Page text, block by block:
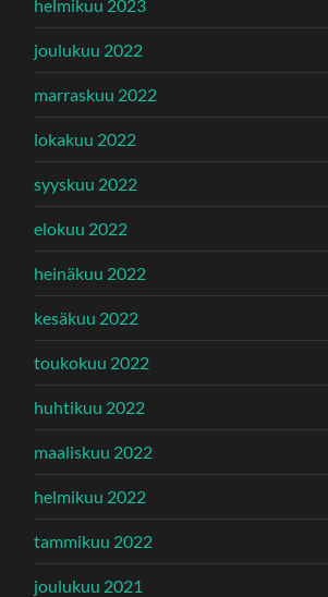
helmikuu 2023
joulukuu 2022
marraskuu 2022
lokakuu 2022
syyskuu 2022
elokuu 2022
heinäkuu 2022
kesäkuu 2022
toukokuu 2022
huhtikuu 2022
maaliskuu 2022
helmikuu 2022
tammikuu 2022
joulukuu 2021